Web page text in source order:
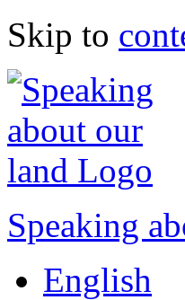
Skip to
Speaking
English